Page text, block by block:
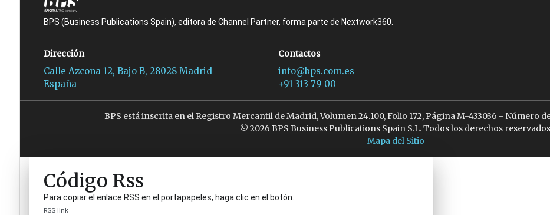
BPS (Business Publications Spain), editora de Channel Partner, forma parte de Nextwork360.
Dirección
Calle Azcona 12, Bajo B, 28028 Madrid
España
Contactos
info@bps.com.es
+91 313 79 00
BPS está inscrita en el Registro Mercantil de Madrid, Volumen 24.100, Folio 172, Página M-433036 - Número
© 2026 BPS Business Publications Spain S.L. Todos los derechos
Mapa del Sitio
Código Rss
Para copiar el enlace RSS en el portapapeles, haga clic en el botón.
RSS link